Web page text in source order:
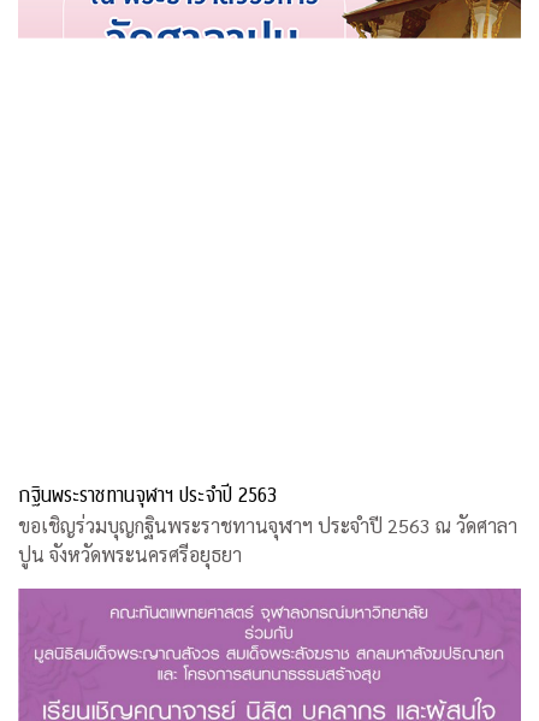
กฐินพระราชทานจุฬาฯ ประจำปี 2563
ขอเชิญร่วมบุญกฐินพระราชทานจุฬาฯ ประจำปี 2563 ณ วัดศาลา
ปูน จังหวัดพระนครศรีอยุธยา